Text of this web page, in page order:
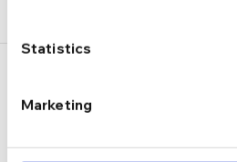
Statistics
Marketing